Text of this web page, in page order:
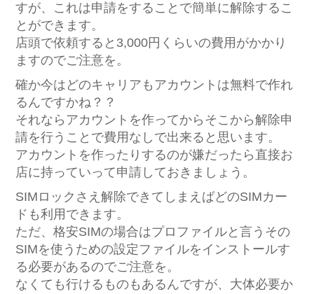
すが、これは申請をすることで簡単に解除するこ
とができます。
店頭で依頼すると3,000円くらいの費用がかかり
ますのでご注意を。
確か今はどのキャリアもアカウントは無料で作れ
るんですかね？？
それならアカウントを作ってからそこから解除申
請を行うことで費用なしで出来ると思います。
アカウントを作ったりするのが嫌だったら直接お
店に持っていって申請しておきましょう。
SIMロックさえ解除できてしまえばどのSIMカー
ドも利用できます。
ただ、格安SIMの場合はプロファイルと言うその
SIMを使うための設定ファイルをインストールす
る必要があるのでご注意を。
なくても行けるものもあるんですが、大体必要か